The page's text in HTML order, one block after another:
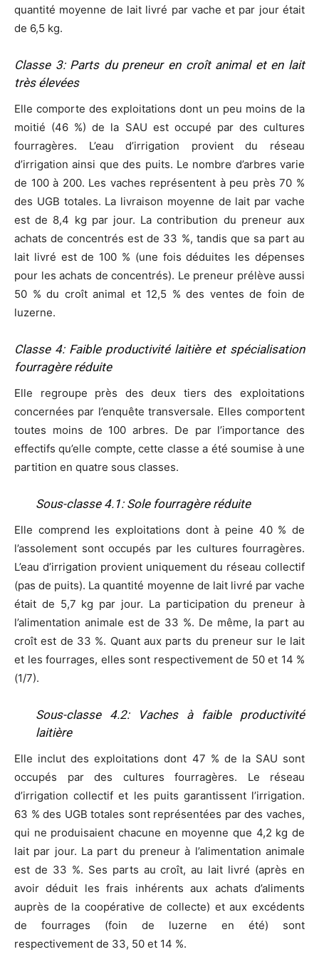
quantité moyenne de lait livré par vache et par jour était
de 6,5 kg.
Classe 3: Parts du preneur en croît animal et en lait
très élevées
Elle comporte des exploitations dont un peu moins de la
moitié (46 %) de la SAU est occupé par des cultures
fourragères. L’eau d’irrigation provient du réseau
d’irrigation ainsi que des puits. Le nombre d’arbres varie
de 100 à 200. Les vaches représentent à peu près 70 %
des UGB totales. La livraison moyenne de lait par vache
est de 8,4 kg par jour. La contribution du preneur aux
achats de concentrés est de 33 %, tandis que sa part au
lait livré est de 100 % (une fois déduites les dépenses
pour les achats de concentrés). Le preneur prélève aussi
50 % du croît animal et 12,5 % des ventes de foin de
luzerne.
Classe 4: Faible productivité laitière et spécialisation
fourragère réduite
Elle regroupe près des deux tiers des exploitations
concernées par l’enquête transversale. Elles comportent
toutes moins de 100 arbres. De par l’importance des
effectifs qu’elle compte, cette classe a été soumise à une
partition en quatre sous classes.
Sous-classe 4.1: Sole fourragère réduite
Elle comprend les exploitations dont à peine 40 % de
l’assolement sont occupés par les cultures fourragères.
L’eau d’irrigation provient uniquement du réseau collectif
(pas de puits). La quantité moyenne de lait livré par vache
était de 5,7 kg par jour. La participation du preneur à
l’alimentation animale est de 33 %. De même, la part au
croît est de 33 %. Quant aux parts du preneur sur le lait
et les fourrages, elles sont respectivement de 50 et 14 %
(1/7).
Sous-classe 4.2: Vaches à faible productivité
laitière
Elle inclut des exploitations dont 47 % de la SAU sont
occupés par des cultures fourragères. Le réseau
d’irrigation collectif et les puits garantissent l’irrigation.
63 % des UGB totales sont représentées par des vaches,
qui ne produisaient chacune en moyenne que 4,2 kg de
lait par jour. La part du preneur à l’alimentation animale
est de 33 %. Ses parts au croît, au lait livré (après en
avoir déduit les frais inhérents aux achats d’aliments
auprès de la coopérative de collecte) et aux excédents
de fourrages (foin de luzerne en été) sont
respectivement de 33, 50 et 14 %.